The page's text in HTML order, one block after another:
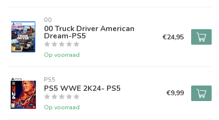
00
00 Truck Driver American
Dream-PS5
Op voorraad
€24,95
PS5
PS5 WWE 2K24- PS5
Op voorraad
€9,99